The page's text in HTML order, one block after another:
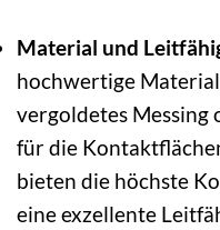
Material und
hochwertige
vergoldetes Messing
für die
bieten die höchste
eine exzellente